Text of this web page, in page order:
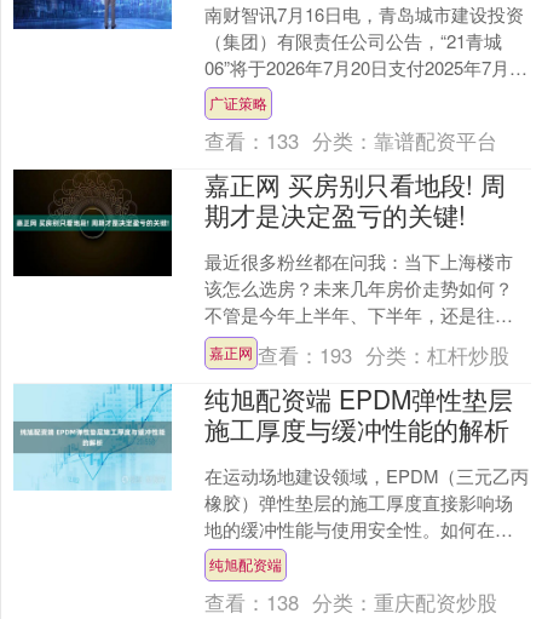
南财智讯7月16日电，青岛城市建设投资
（集团）有限责任公司公告，“21青城
06”将于2026年7月20日支付2025年7月20
日至2026年7月19日期间的利息....
广证策略
查看： 133 分类：靠谱配资平台
嘉正网 买房别只看地段! 周
期才是决定盈亏的关键!
最近很多粉丝都在问我：当下上海楼市
该怎么选房？未来几年房价走势如何？
不管是今年上半年、下半年，还是往后
几年，买房该怎么做正确决策？ 这两天
我重读《易经》乾卦六龙....
嘉正网 查看： 193 分类：杠杆炒股
纯旭配资端 EPDM弹性垫层
施工厚度与缓冲性能的解析
在运动场地建设领域，EPDM（三元乙丙
橡胶）弹性垫层的施工厚度直接影响场
地的缓冲性能与使用安全性。如何在不
同应用场景中选择适宜的厚度标准，成
为教育机构、体育场馆....
纯旭配资端
查看： 138 分类：重庆配资炒股